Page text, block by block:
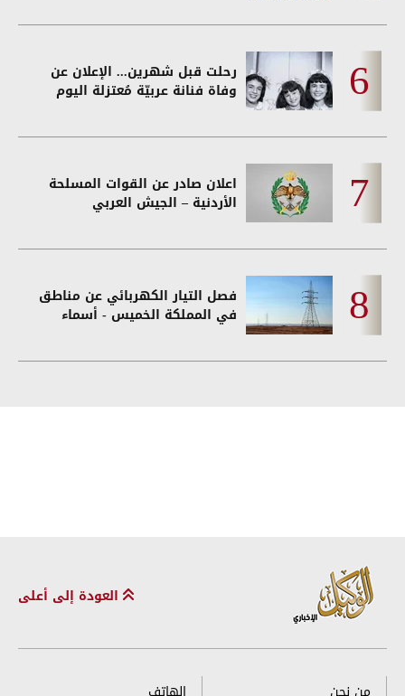
رحلت قبل شهرين... الإعلان عن
وفاة فنانة عربيّة مُعتزلة اليوم
اعلان صادر عن القوات المسلحة
الأردنية – الجيش العربي
فصل التيار الكهربائي عن مناطق
في المملكة الخميس - أسماء
العودة إلى أعلى